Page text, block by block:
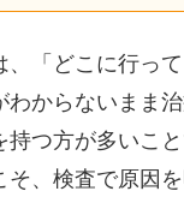
、「どこに行っ
わからないまま
持つ方が多いこ
そ、検査で原因